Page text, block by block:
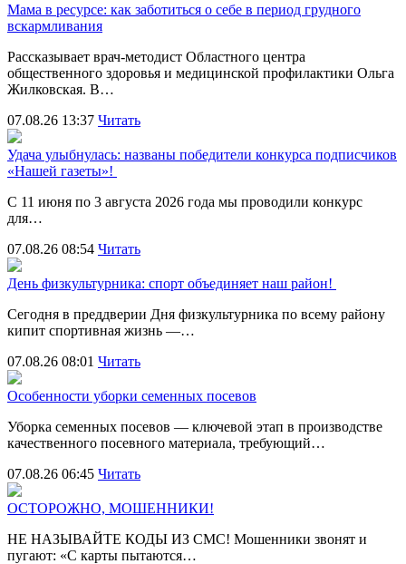
Мама в ресурсе: как заботиться о себе в период грудного
вскармливания
Рассказывает врач-методист Областного центра
общественного здоровья и медицинской профилактики Ольга
Жилковская. В…
07.08.26 13:37 Читать
Удача улыбнулась: названы победители конкурса подписчиков
«Нашей газеты»!
С 11 июня по 3 августа 2026 года мы проводили конкурс
для…
07.08.26 08:54 Читать
День физкультурника: спорт объединяет наш район!
Сегодня в преддверии Дня физкультурника по всему району
кипит спортивная жизнь —…
07.08.26 08:01 Читать
Особенности уборки семенных посевов
Уборка семенных посевов — ключевой этап в производстве
качественного посевного материала, требующий…
07.08.26 06:45 Читать
ОСТОРОЖНО, МОШЕННИКИ!
НЕ НАЗЫВАЙТЕ КОДЫ ИЗ СМС! Мошенники звонят и
пугают: «С карты пытаются…